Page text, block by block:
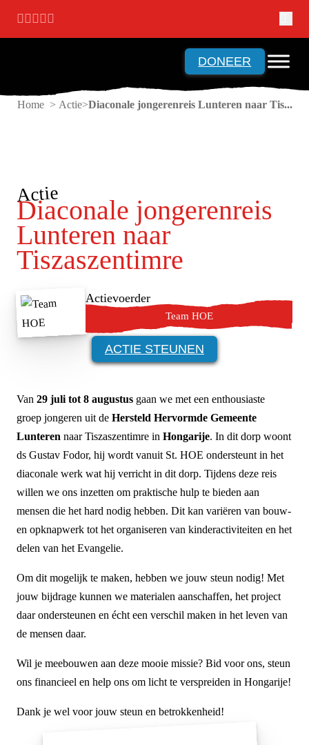
Ga naar hoofdinhoud
Ga naar voettekst
DONEER
Home > Actie Diaconale jongerenreis Lunteren naar Tis...
Actie
Diaconale jongerenreis
Lunteren naar
Tiszaszentimre
Actievoerder
Team HOE
ACTIE STEUNEN
Van29 juli tot 8 augustus gaan we met een enthousiaste
groep jongeren uit deHersteld Hervormde Gemeente
Lunteren naar Tiszaszentimre inHongarije. In dit dorp woont
ds Gustav Fodor, hij wordt vanuit St. HOE ondersteunt in het
diaconale werk wat hij verricht in dit dorp. Tijdens deze reis
willen we ons inzetten om praktische hulp te bieden aan
mensen die het hard nodig hebben. Dit kan variëren van bouw-
en opknapwerk tot het organiseren van kinderactiviteiten en het
delen van het Evangelie.
Om dit mogelijk te maken, hebben we jouw steun nodig! Met
jouw bijdrage kunnen we materialen aanschaffen, het project
daar ondersteunen en écht een verschil maken in het leven van
de mensen daar.
Wil je meebouwen aan deze mooie missie? Bid voor ons, steun
ons financieel en help ons om licht te verspreiden in Hongarije!
Dank je wel voor jouw steun en betrokkenheid!